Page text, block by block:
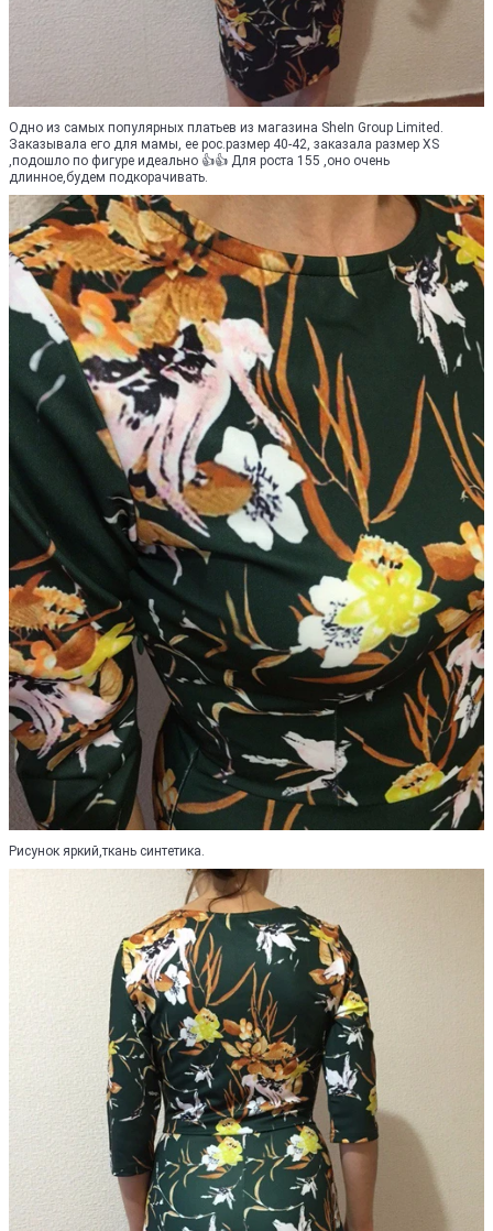
Одно из самых популярных платьев из магазина SheIn Group Limited.
Заказывала его для мамы, ее рос.размер 40-42, заказала размер XS
,подошло по фигуре идеально 👍👍 Для роста 155 ,оно очень
длинное,будем подкорачивать.
Рисунок яркий,ткань синтетика.